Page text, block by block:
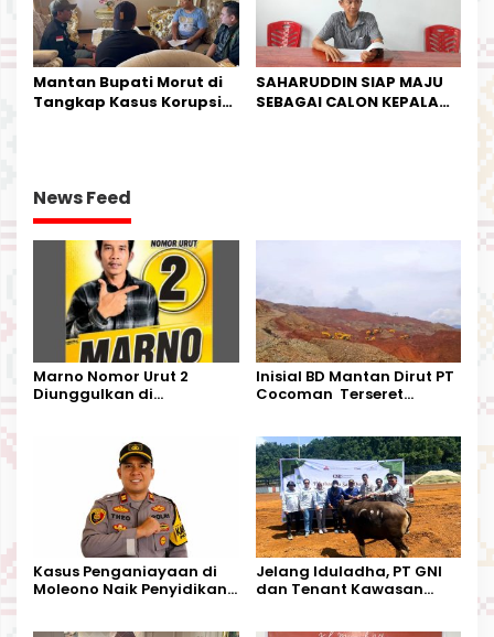
Mantan Bupati Morut di
Tangkap Kasus Korupsi
SAHARUDDIN SIAP MAJU
SEBAGAI CALON KEPALA
News Feed
Marno Nomor Urut 2
Diunggulkan di
Harapan Warga
Inisial BD Mantan Dirut PT
Cocoman Terseret
Kalimantan Barat
Kasus Penganiayaan di
Moleono Naik Penyidikan,
Jelang Iduladha, PT GNI
dan Tenant Kawasan